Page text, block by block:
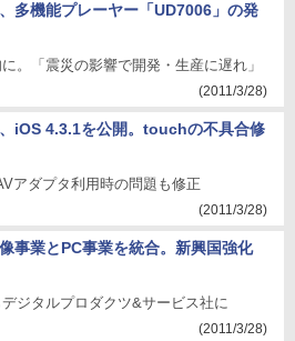
多機能プレーヤー「UD7006」の発
。「震災の影響で開発・生産に遅れ」
(2011/3/28)
iOS 4.3.1を公開。touchの不具合修
アダプタ利用時の問題も修正
(2011/3/28)
事業とPC事業を統合。新興国強化
デジタルプロダクツ&サービス社に
(2011/3/28)